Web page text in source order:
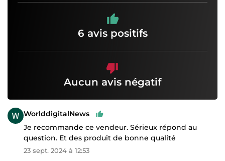
6 avis positifs
Aucun avis négatif
WorlddigitalNews
Je recommande ce vendeur. Sérieux répond au
question. Et des produit de bonne qualité
23 sept. 2024 à 12:53